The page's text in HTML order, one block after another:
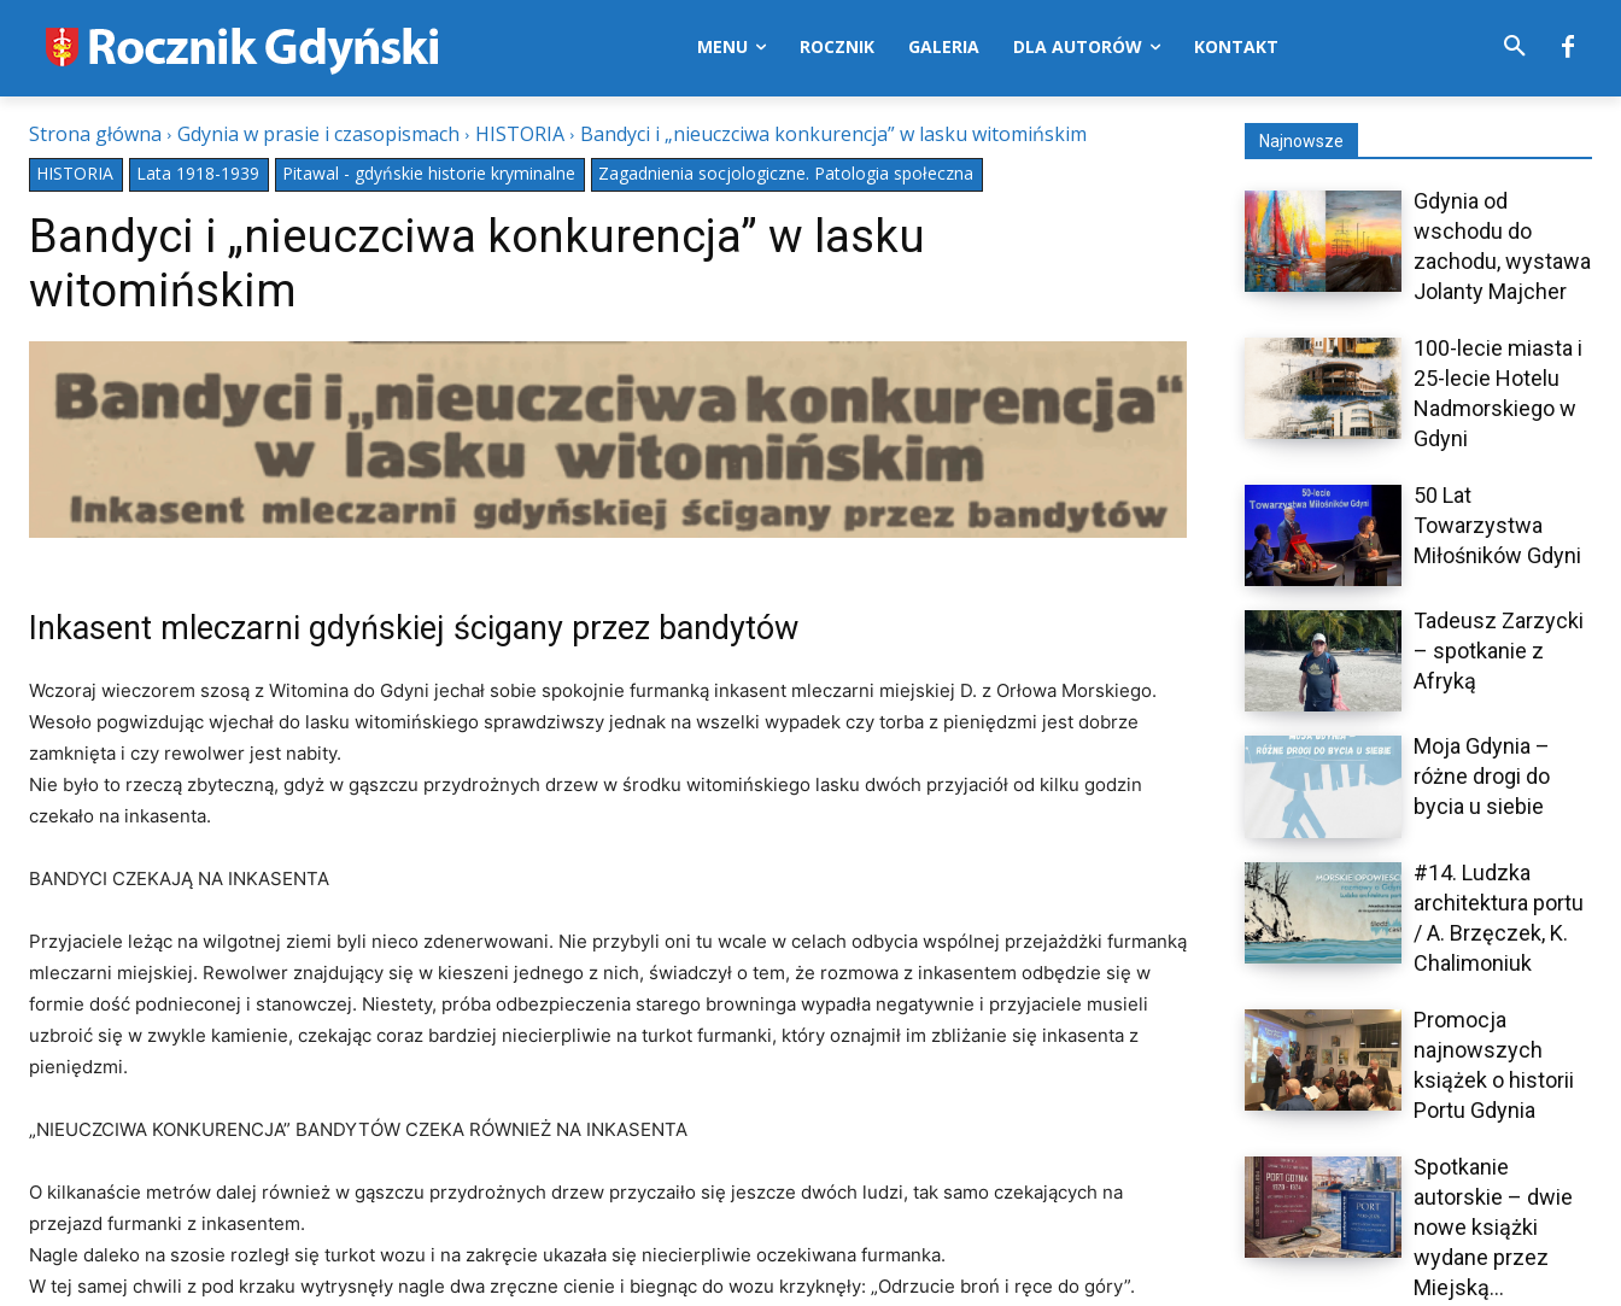
MENU ROCZNIK GALERIA DLA AUTORÓW KONTAKT
Strona główna Gdynia w prasie i czasopismach HISTORIA Bandyci i „nieuczciwa konkurencja” w lasku witomińskim
HISTORIA Lata 1918-1939 Pitawal - gdyńskie historie kryminalne Zagadnienia socjologiczne. Patologia społeczna
Bandyci i „nieuczciwa konkurencja” w lasku
witomińskim
Inkasent mleczarni gdyńskiej ścigany przez bandytów
Wczoraj wieczorem szosą z Witomina do Gdyni jechał sobie spokojnie furmanką inkasent mleczarni miejskiej D. z Orłowa Morskiego.
Wesoło pogwizdując wjechał do lasku witomińskiego sprawdziwszy jednak na wszelki wypadek czy torba z pieniędzmi jest dobrze
zamknięta i czy rewolwer jest nabity.
Nie było to rzeczą zbyteczną, gdyż w gąszczu przydrożnych drzew w środku witomińskiego lasku dwóch przyjaciół od kilku godzin
czekało na inkasenta.
BANDYCI CZEKAJĄ NA INKASENTA
Przyjaciele leżąc na wilgotnej ziemi byli nieco zdenerwowani. Nie przybyli oni tu wcale w celach odbycia wspólnej przejażdżki furmanką
mleczarni miejskiej. Rewolwer znajdujący się w kieszeni jednego z nich, świadczył o tem, że rozmowa z inkasentem odbędzie się w
formie dość podnieconej i stanowczej. Niestety, próba odbezpieczenia starego browninga wypadła negatywnie i przyjaciele musieli
uzbroić się w zwykle kamienie, czekając coraz bardziej niecierpliwie na turkot furmanki, który oznajmił im zbliżanie się inkasenta z
pieniędzmi.
„NIEUCZCIWA KONKURENCJA” BANDYTÓW CZEKA RÓWNIEŻ NA INKASENTA
O kilkanaście metrów dalej również w gąszczu przydrożnych drzew przyczaiło się jeszcze dwóch ludzi, tak samo czekających na
przejazd furmanki z inkasentem.
Nagle daleko na szosie rozległ się turkot wozu i na zakręcie ukazała się niecierpliwie oczekiwana furmanka.
W tej samej chwili z pod krzaku wytrysnęły nagle dwa zręczne cienie i biegnąc do wozu krzyknęły: „Odrzucie broń i ręce do góry”.
Najnowsze
Gdynia od
wschodu do
zachodu, wystawa
Jolanty Majcher
100-lecie miasta i
25-lecie Hotelu
Nadmorskiego w
Gdyni
50 Lat
Towarzystwa
Miłośników Gdyni
Tadeusz Zarzycki
– spotkanie z
Afryką
Moja Gdynia –
różne drogi do
bycia u siebie
#14. Ludzka
architektura portu
/ A. Brzęczek, K.
Chalimoniuk
Promocja
najnowszych
książek o historii
Portu Gdynia
Spotkanie
autorskie – dwie
nowe książki
wydane przez
Miejską...